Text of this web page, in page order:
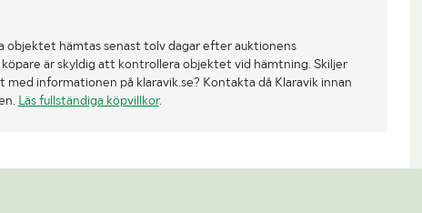
objektet hämtas senast tolv dagar efter auktionens
är skyldig att kontrollera objektet vid hämtning. Skiljer
med informationen på klaravik.se? Kontakta då Klaravik innan
Läs fullständiga köpvillkor.